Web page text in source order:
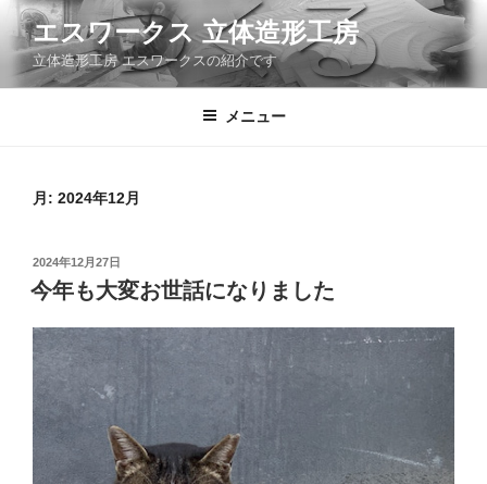
ン
ン
エスワークス 立体造形工房
立体造形工房 エスワークスの紹介です
メニュー
月: 2024年12月
投
稿
日:
2024年12月27日
今年も大変お世話になりました